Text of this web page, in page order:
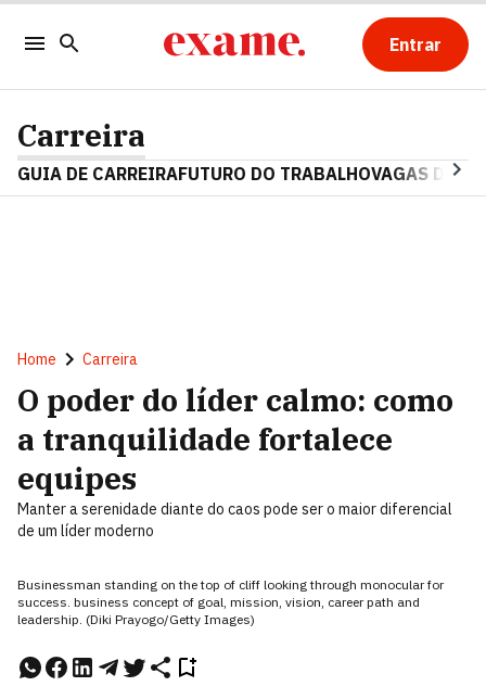
Entrar
Carreira
GUIA DE CARREIRAFUTURO DO TRABALHOVAGAS DE
Home Carreira
O poder do líder calmo: como
a tranquilidade fortalece
equipes
Manter a serenidade diante do caos pode ser o maior diferencial
de um líder moderno
Businessman standing on the top of cliff looking through monocular for
success. business concept of goal, mission, vision, career path and
leadership. (Diki Prayogo/Getty Images)